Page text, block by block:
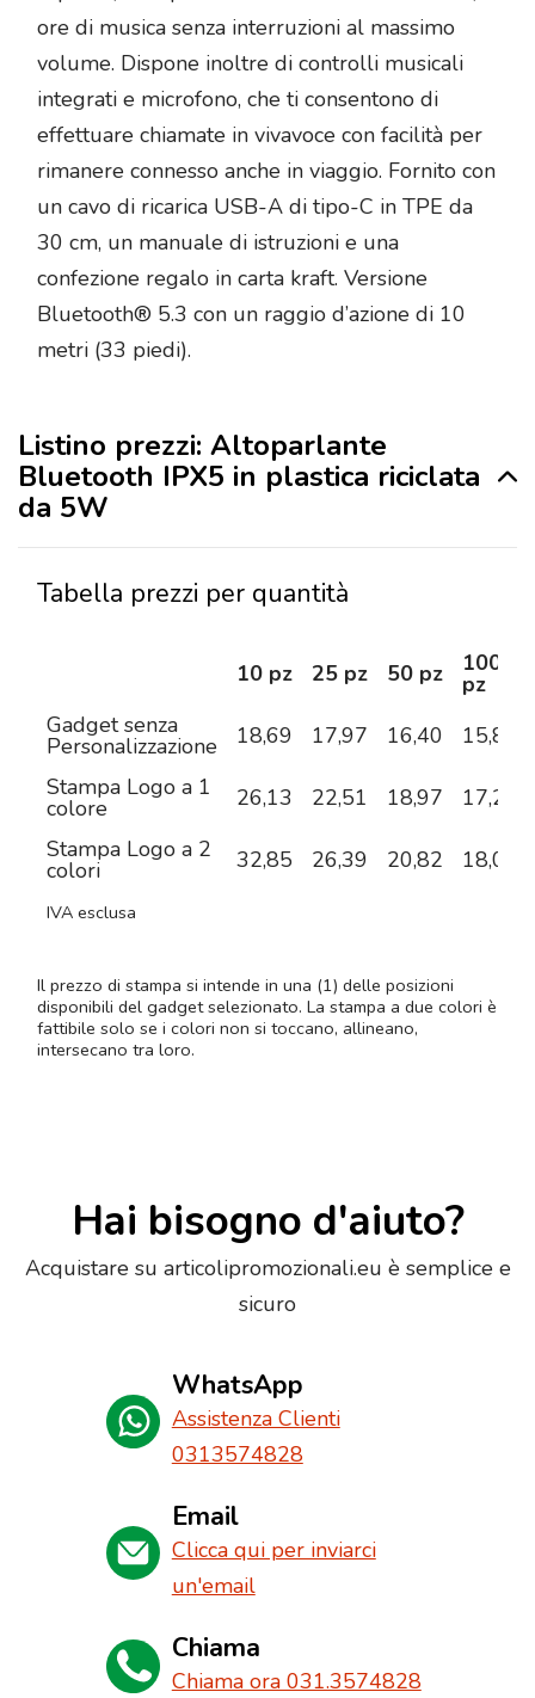
ore di musica senza interruzioni al massimo
volume. Dispone inoltre di controlli musicali
integrati e microfono, che ti consentono di
effettuare chiamate in vivavoce con facilità per
rimanere connesso anche in viaggio. Fornito con
un cavo di ricarica USB-A di tipo-C in TPE da
30 cm, un manuale di istruzioni e una
confezione regalo in carta kraft. Versione
Bluetooth® 5.3 con un raggio d’azione di 10
metri (33 piedi).
Listino prezzi: Altoparlante
Bluetooth IPX5 in plastica riciclata
da 5W
Tabella prezzi per quantità
10 pz 25 pz 50 pz 100
pz
Gadget senza
Personalizzazione 18,69 17,97 16,40
15,80
Stampa Logo a 1
colore 26,13 22,51 18,97
17,28
Stampa Logo a 2
colori 32,85 26,39 20,82 18,08
IVA esclusa
Il prezzo di stampa si intende in una (1) delle posizioni
disponibili del gadget selezionato. La stampa a due colori è
fattibile solo se i colori non si toccano, allineano,
intersecano tra loro.
Hai bisogno d'aiuto?
Acquistare su articolipromozionali.eu è semplice e
sicuro
WhatsApp
Assistenza Clienti
0313574828
Email
Clicca qui per inviarci
un'email
Chiama
Chiama ora 031.3574828